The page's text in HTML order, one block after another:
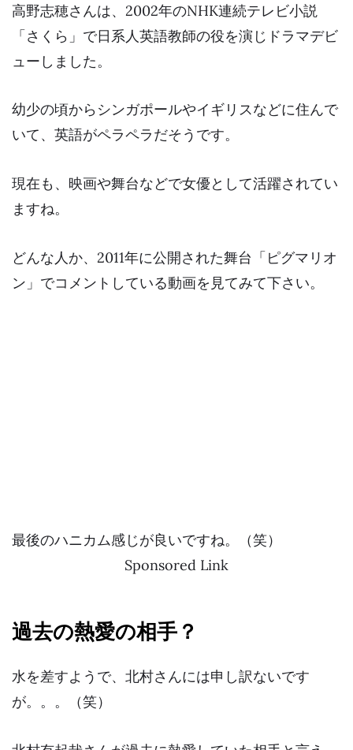
高野志穂さんは、2002年のNHK連続テレビ小説
「さくら」で日系人英語教師の役を演じドラマデビ
ューしました。
幼少の頃からシンガポールやイギリスなどに住んで
いて、 英語がペラペラだそうです。
現在も、映画や舞台などで女優として活躍されてい
ますね。
どんな人か、2011年に公開された舞台「ピグマリオ
ン」でコメントしている動画を見てみて下さい。
最後のハニカム感じが良いですね。（笑）
Sponsored Link
過去の熱愛の相手？
水を差すようで、北村さんには申し訳ないです
が。。。（笑）